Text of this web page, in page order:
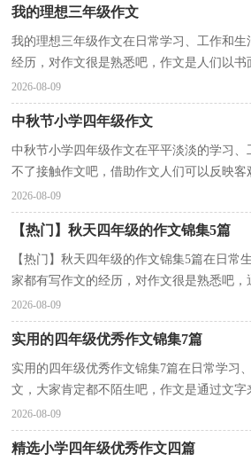
我的理想三年级作文
我的理想三年级作文在日常学习、工作和
经历，对作文很是熟悉吧，作文是人们以
动。一篇什么样的作文才能称之为优秀作文
2026-08-09
中秋节小学四年级作文
中秋节小学四年级作文在平平淡淡的学习
不了接触作文吧，借助作文人们可以反映客
传递知识信息。如何写一篇有思想、有文采
2026-08-09
【热门】秋天四年级的作文锦集5篇
【热门】秋天四年级的作文锦集5篇在日常
家都有写作文的经历，对作文很是熟悉吧
零零散散的思想，聚集在一块。相信许多人
2026-08-09
实用的四年级优秀作文锦集7篇
实用的四年级优秀作文锦集7篇在日常学习
文，大家肯定都不陌生吧，作文是通过文
叙方法。你知道作文怎样写才规范吗？下面
2026-08-09
精选小学四年级优秀作文四篇